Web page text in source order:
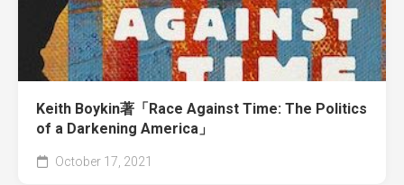
Keith Boykin著「Race Against Time: The Politics
of a Darkening America」
October 17, 2021